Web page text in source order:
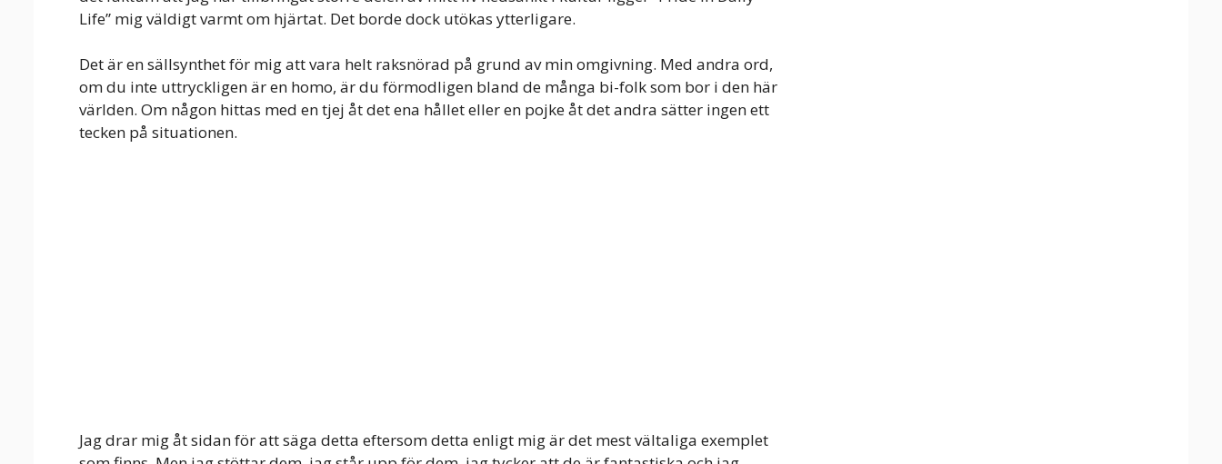
Life” mig väldigt varmt om hjärtat. Det borde dock utökas ytterligare.
Det är en sällsynthet för mig att vara helt raksnörad på grund av min omgivning. Med andra ord,
om du inte uttryckligen är en homo, är du förmodligen bland de många bi-folk som bor i den här
världen. Om någon hittas med en tjej åt det ena hållet eller en pojke åt det andra sätter ingen ett
tecken på situationen.
Jag drar mig åt sidan för att säga detta eftersom detta enligt mig är det mest vältaliga exemplet